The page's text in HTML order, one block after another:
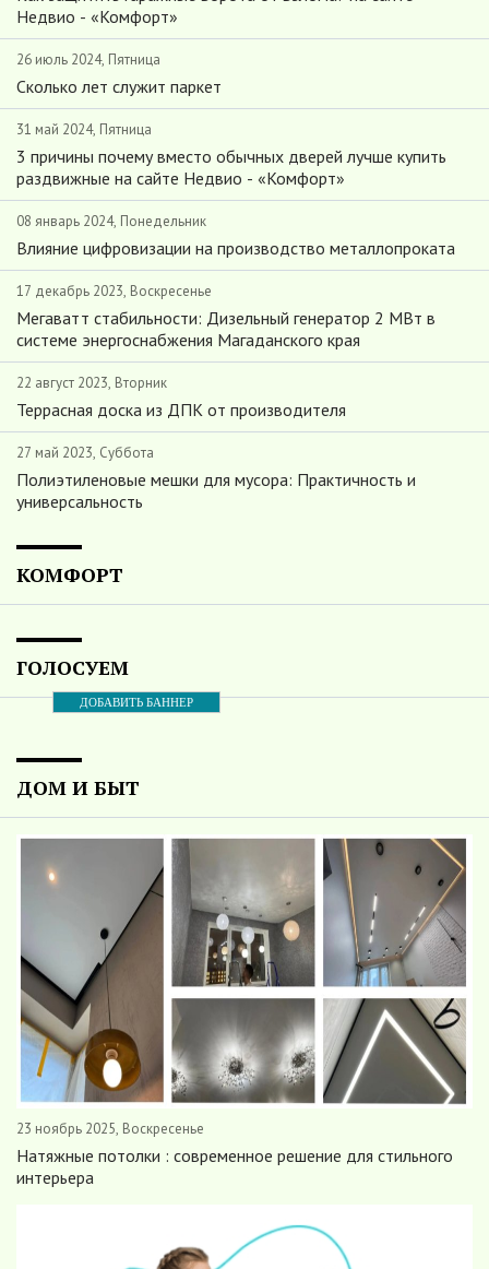
Недвио - «Комфорт»
26 июль 2024, Пятница
Сколько лет служит паркет
31 май 2024, Пятница
3 причины почему вместо обычных дверей лучше купить
раздвижные на сайте Недвио - «Комфорт»
08 январь 2024, Понедельник
Влияние цифровизации на производство металлопроката
17 декабрь 2023, Воскресенье
Мегаватт стабильности: Дизельный генератор 2 МВт в
системе энергоснабжения Магаданского края
22 август 2023, Вторник
Террасная доска из ДПК от производителя
27 май 2023, Суббота
Полиэтиленовые мешки для мусора: Практичность и
универсальность
КОМФОРТ
ГОЛОСУЕМ
ДОБАВИТЬ БАННЕР
ДОМ И БЫТ
23 ноябрь 2025, Воскресенье
Натяжные потолки : современное решение для стильного
интерьера